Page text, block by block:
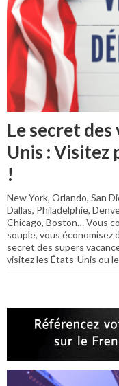
Le secret
Unis : Visitez
!
New York, Orlando, San
Dallas, Philadelphie,
Chicago, Boston… Vous
souple, vous économisez
secret des supers
visitez les États-Unis ou